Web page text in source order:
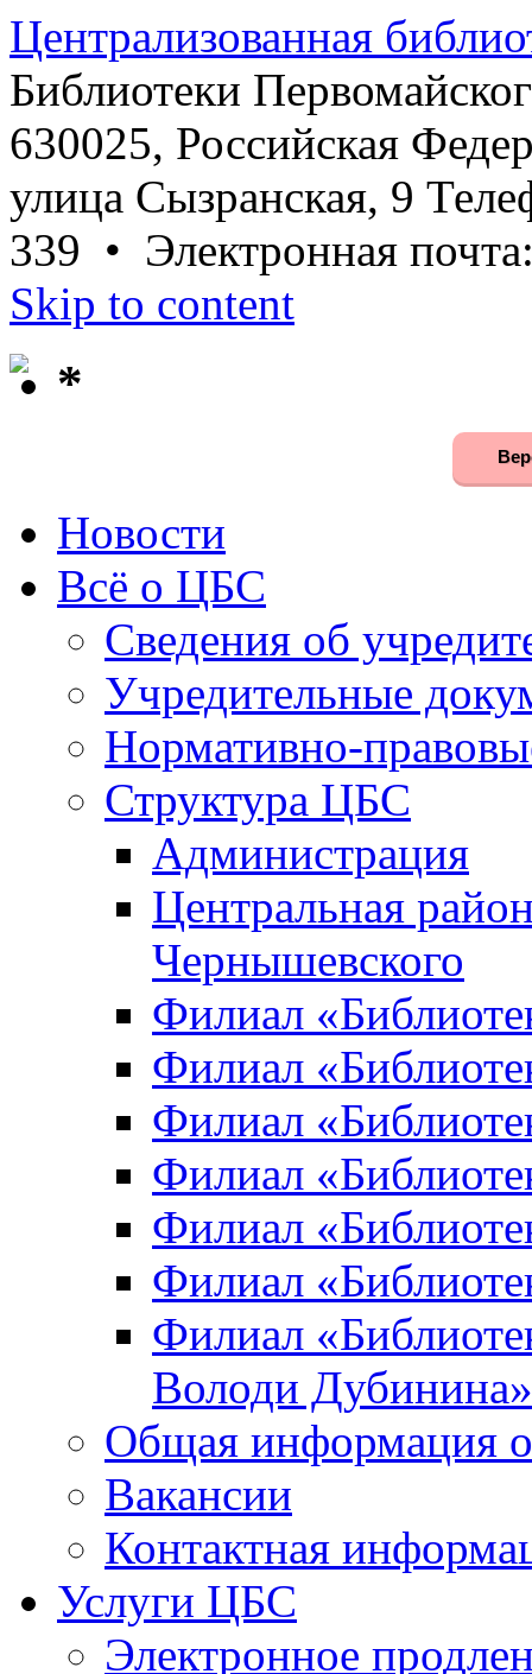
Централизованная
Библиотеки
630025, Российская
улица Сызранская, 9
339 • Электронная
Skip to content
*
Новости
Всё о ЦБС
Сведения об
Учредительные
Нормативно-
Структура ЦБС
Администрация
Центральная
Чернышевского
Филиал
Филиал
Филиал
Филиал
Филиал
Филиал
Филиал
Володи Дубинина»
Общая информация
Вакансии
Контактная
Услуги ЦБС
Электронное